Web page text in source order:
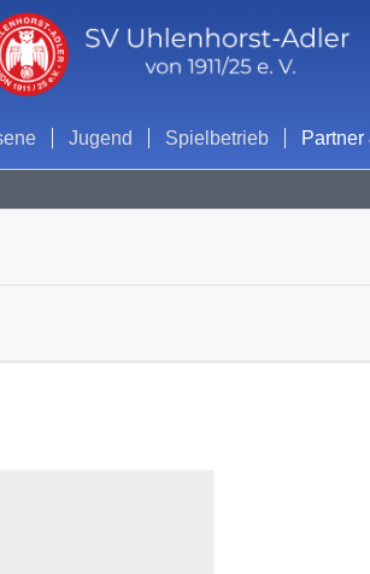
Jugend Spielbetrieb Partner